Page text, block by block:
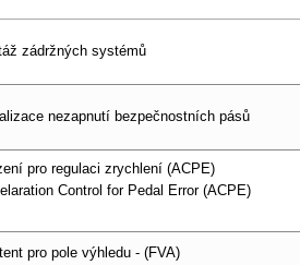
zádržných systémů
nezapnutí bezpečnostních pásů
pro regulaci zrychlení (ACPE)
Control for Pedal Error (ACPE)
pro pole výhledu - (FVA)